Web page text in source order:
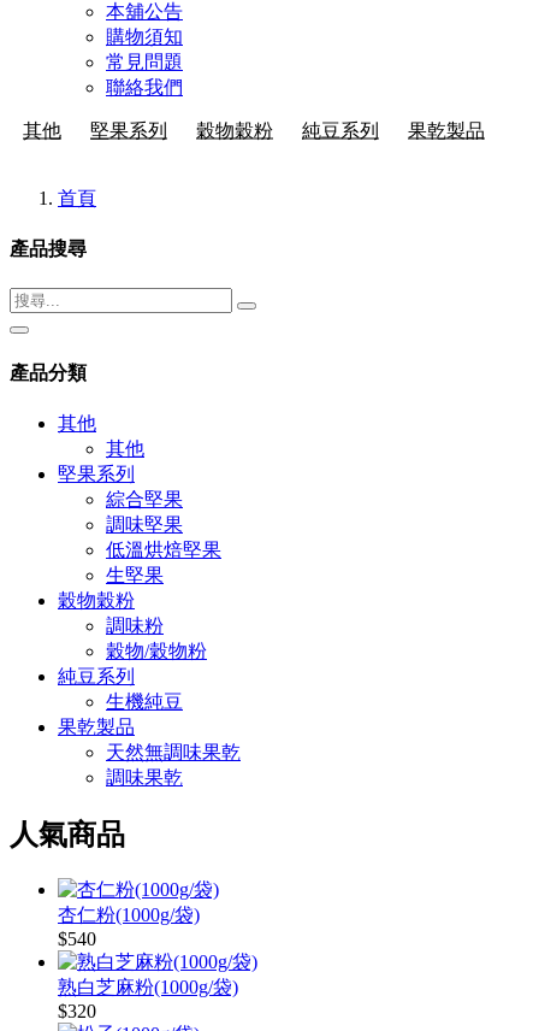
本舖公告
購物須知
常見問題
聯絡我們
其他 堅果系列 穀物穀粉 純豆系列 果乾製品
首頁
產品搜尋
產品分類
其他
其他
堅果系列
綜合堅果
調味堅果
低溫烘焙堅果
生堅果
穀物穀粉
調味粉
穀物/穀物粉
純豆系列
生機純豆
果乾製品
天然無調味果乾
調味果乾
人氣商品
杏仁粉(1000g/袋)
$540
熟白芝麻粉(1000g/袋)
$320